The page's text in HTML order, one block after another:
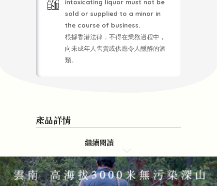
intoxicating liquor must not be
sold or supplied to a minor in
the course of business.
根據香港法律，不得在業務過程中，
向未成年人售賣或供應令人醺醉的酒
類。
產品詳情
繼續閱讀